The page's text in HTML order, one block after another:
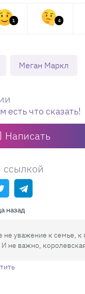
1 4
Меган Маркл
есть что сказать!
Написать
ссылкой
назад
не уважение к семье, к
И не важно,